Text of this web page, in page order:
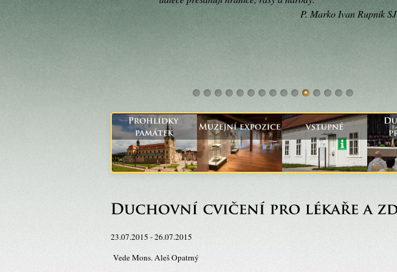
P. Marko Ivan Rupnik SJ
23.07.2015 - 26.07.2015
Vede Mons. Aleš Opatrný